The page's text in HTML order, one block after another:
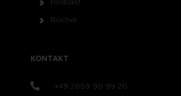
Bücher
KONTAKT
+49 2859 90 99 20